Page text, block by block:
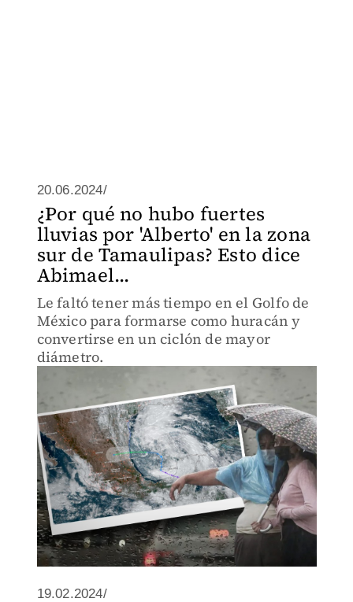
20.06.2024/
¿Por qué no hubo fuertes
lluvias por 'Alberto' en la zona
sur de Tamaulipas? Esto dice
Abimael...
Le faltó tener más tiempo en el Golfo de
México para formarse como huracán y
convertirse en un ciclón de mayor
diámetro.
19.02.2024/